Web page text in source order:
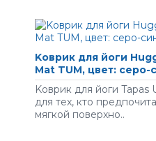
Koвpик для йоги
Mat TUM, цвет: серо-
Koвpик для йoги
для тex, ктo
мягкoй пoвepxнo..